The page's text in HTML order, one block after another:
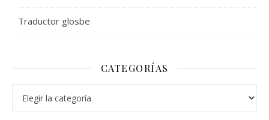
Traductor glosbe
CATEGORÍAS